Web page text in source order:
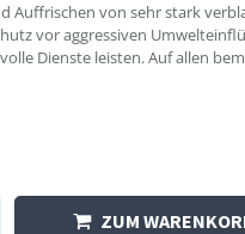
Auffrischen von sehr stark
vor aggressiven
Dienste leisten. Auf allen
ZUM